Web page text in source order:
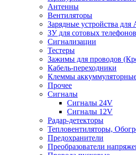
Антенны
Вентиляторы
Зарядные устройства
ЗУ для сотовых телефонов
Сигнализации
Тестеры
Зажимы для проводов
Кабель-переходники
Клеммы
Прочее
Сигналы
Сигналы 24V
Сигналы 12V
Радар-детекторы
Тепловентиляторы,
Предохранители
Преобразователи